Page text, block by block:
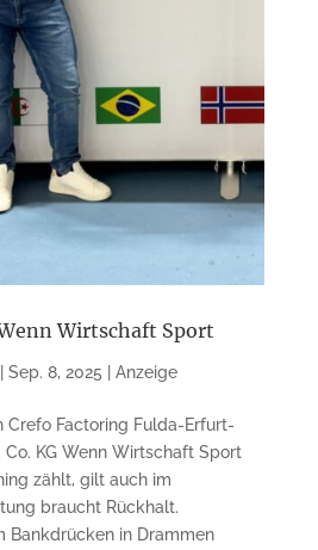
Wirtschaft Sport
Sep. 8, 2025 Anzeige
Crefo Factoring Fulda-Erfurt-
KG Wenn Wirtschaft Sport
zählt, gilt auch im
braucht Rückhalt.
Bankdrücken in Drammen